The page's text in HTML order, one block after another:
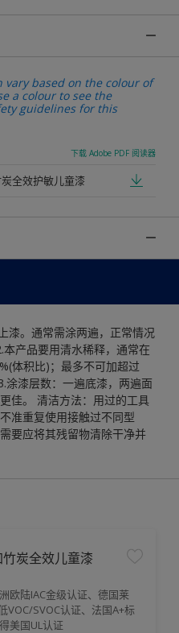
based on the colour of
a colour to see the
guidelines for this
下载 Adobe PDF 阅读器
全效护敏儿童漆
漆。通常需涂两遍，正常情况
产品要用清水稀释，通常在
体积比)；最多不可加超过
涂漆层数：一遍底漆，两遍面
佳。 清洁方法：用过的工具
准重复使用接触过不同型
要应将其残留物清除干净并
炭全效儿童漆
欧陆IAC金级认证、德国莱
VOC/SVOC认证、法国A+标
美国UL认证